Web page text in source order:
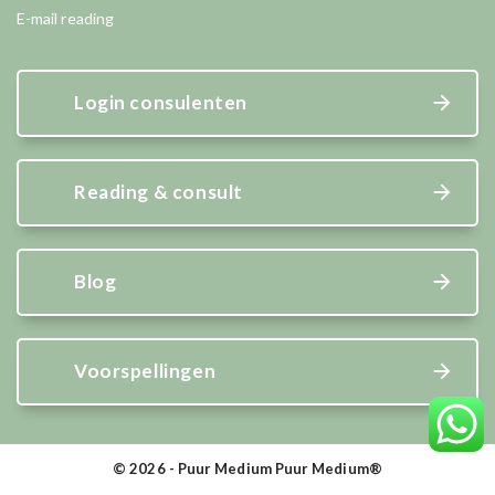
E-mail reading
Login consulenten
Reading & consult
Blog
Voorspellingen
© 2026 - Puur Medium Puur Medium®